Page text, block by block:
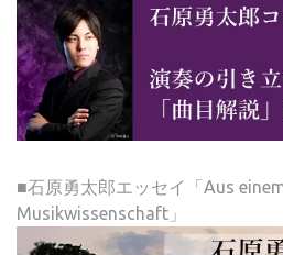
■石原勇太郎エッセイ「Aus
Musikwissenschaft」